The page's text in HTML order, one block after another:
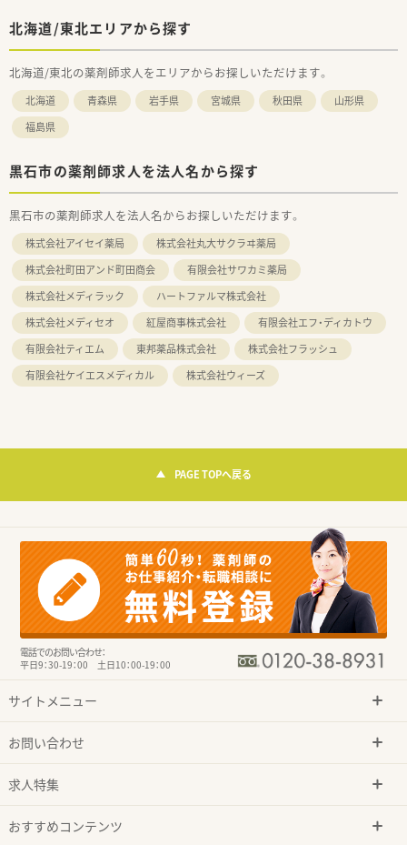
北海道/東北エリアから探す
北海道/東北の薬剤師求人をエリアからお探しいただけます。
北海道 青森県 岩手県 宮城県 秋田県
山形県
福島県
黒石市の薬剤師求人を法人名から探す
黒石市の薬剤師求人を法人名からお探しいただけます。
株式会社アイセイ薬局
株式会社丸大サクラヰ薬局
株式会社町田アンド町田商会
有限会社サワカミ薬局
株式会社メディラック
ハートファルマ株式会社
株式会社メディセオ
紅屋商事株式会社
有限会社エフ・ディカトウ
有限会社ティエム
東邦薬品株式会社
株式会社フラッシュ
有限会社ケイエスメディカル
株式会社ウィーズ
PAGE TOPへ戻る
電話でのお問い合わせ：
平日9：30-19：00 土日10：00-19：00
サイトメニュー
お問い合わせ
求人特集
おすすめコンテンツ